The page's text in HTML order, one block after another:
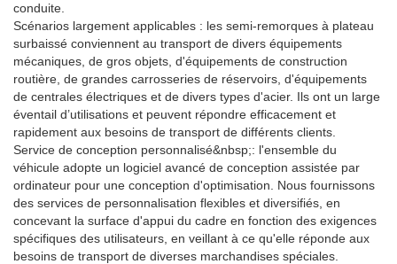
conduite.
Scénarios largement applicables : les semi-remorques à plateau
surbaissé conviennent au transport de divers équipements
mécaniques, de gros objets, d'équipements de construction
routière, de grandes carrosseries de réservoirs, d'équipements
de centrales électriques et de divers types d'acier. Ils ont un large
éventail d’utilisations et peuvent répondre efficacement et
rapidement aux besoins de transport de différents clients.
Service de conception personnalisé&nbsp;: l'ensemble du
véhicule adopte un logiciel avancé de conception assistée par
ordinateur pour une conception d'optimisation. Nous fournissons
des services de personnalisation flexibles et diversifiés, en
concevant la surface d'appui du cadre en fonction des exigences
spécifiques des utilisateurs, en veillant à ce qu'elle réponde aux
besoins de transport de diverses marchandises spéciales.